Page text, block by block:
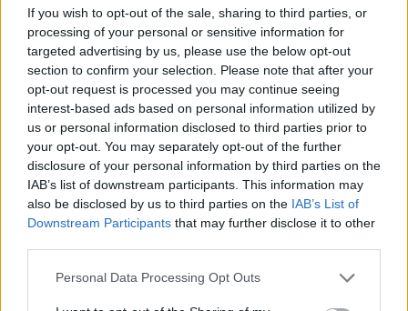
If you wish to opt-out of the sale, sharing to third parties, or
processing of your personal or sensitive information for
targeted advertising by us, please use the below opt-out
section to confirm your selection. Please note that after your
opt-out request is processed you may continue seeing
interest-based ads based on personal information utilized by
us or personal information disclosed to third parties prior to
your opt-out. You may separately opt-out of the further
disclosure of your personal information by third parties on the
IAB’s list of downstream participants. This information may
also be disclosed by us to third parties on the IAB’s List of
Downstream Participants that may further disclose it to other
Personal Data Processing Opt Outs
fiksuojant sparčiai augančius pardavimus,
ryškėja ir kita tendencija – vieni pirkėjai
vis dažniau renkasi naujus hibridinius
automobilius, o kiti ieško daugiau kaip 20-
ties metų senumo transporto priemonių.
Kaip teigia „Autoplius.lt“ vadovė Dovilė
Lukavičiūtė, tai atskleidžia skirtingus
lietuvių prioritetus, skelbiama žiniasklaidai
išplatintame pranešime.